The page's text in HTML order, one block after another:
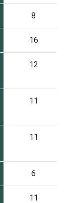
8
16
12
11
11
6
11